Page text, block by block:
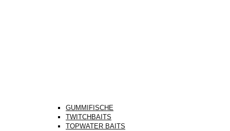
GUMMIFISCHE
TWITCHBAITS
TOPWATER BAITS